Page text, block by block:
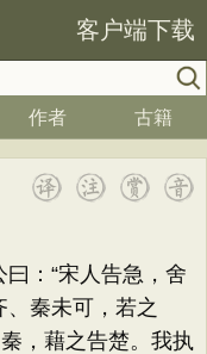
客户端下载
作者 古籍
：“宋人告急，舍
秦未可，若之
，藉之告楚。我执